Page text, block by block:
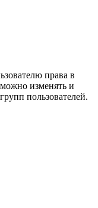
права в
изменять и
пользователей.